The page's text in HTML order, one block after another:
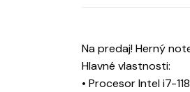
Na predaj! Herný
Hlavné vlastnosti:
• Procesor Intel i7-